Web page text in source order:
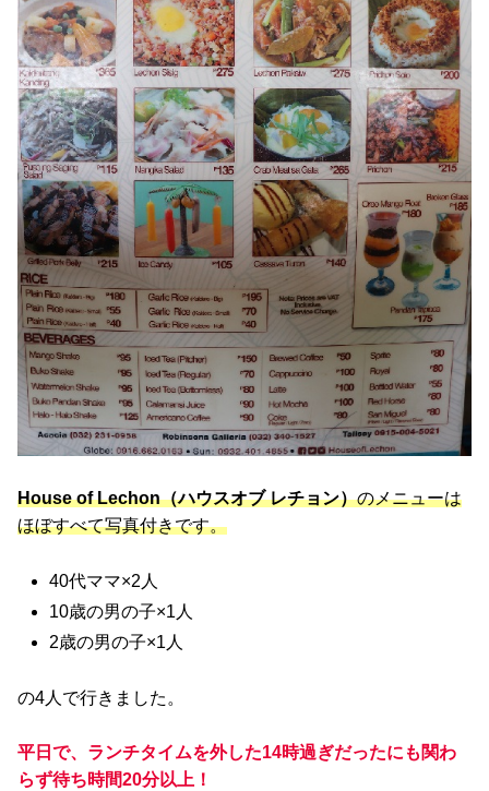
House of Lechon（ハウスオブ レチョン）のメニューは
ほぼすべて写真付きです。
40代ママ×2人
10歳の男の子×1人
2歳の男の子×1人
の4人で行きました。
平日で、ランチタイムを外した14時過ぎだったにも関わ
らず待ち時間20分以上！